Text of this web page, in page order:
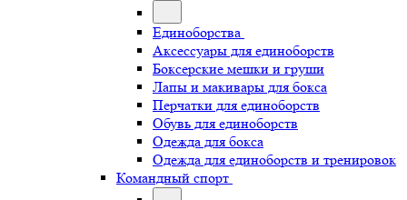
Единоборства
Аксессуары для единоборств
Боксерские мешки и груши
Лапы и макивары для бокса
Перчатки для единоборств
Обувь для единоборств
Одежда для бокса
Одежда для единоборств и тренировок
Командный спорт